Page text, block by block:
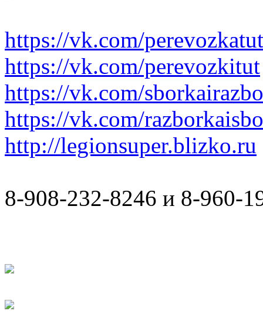
https://vk.com/perevozkatut
https://vk.com/perevozkitut
https://vk.com/
https://vk.com/
http://legionsuper.blizko.ru
8-908-232-8246 и 8-960-